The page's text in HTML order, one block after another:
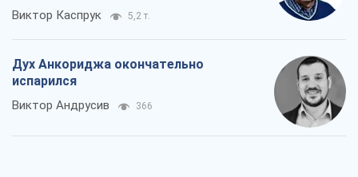
Виктор Каспрук 5,2 т.
Дух Анкориджа окончательно
испарился
Виктор Андрусив 366